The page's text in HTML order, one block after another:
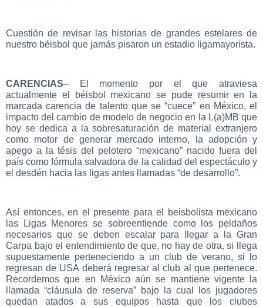
Cuestión de revisar las historias de grandes estelares de
nuestro béisbol que jamás pisaron un estadio ligamayorista.
CARENCIAS– El momento por el que atraviesa
actualmente el béisbol mexicano se pude resumir en la
marcada carencia de talento que se “cuece” en México, el
impacto del cambio de modelo de negocio en la L(a)MB que
hoy se dedica a la sobresaturación de material extranjero
como motor de generar mercado interno, la adopción y
apego a la tésis del pelotero “mexicano” nacido fuera del
país como fórmula salvadora de la calidad del espectáculo y
el desdén hacia las ligas antes llamadas “de desarrollo”.
Así entonces, en el presente para el beisbolista mexicano
las Ligas Menores se sobreentiende como los peldaños
necesarios que se deben escalar para llegar a la Gran
Carpa bajo el entendimiento de que, no hay de otra, si llega
supuestamente perteneciendo a un club de verano, si lo
regresan de USA deberá regresar al club al que pertenece.
Recordemos que en México aún se mantiene vigente la
llamada “cláusula de reserva” bajo la cual los jugadores
quedan atados a sus equipos hasta que los clubes